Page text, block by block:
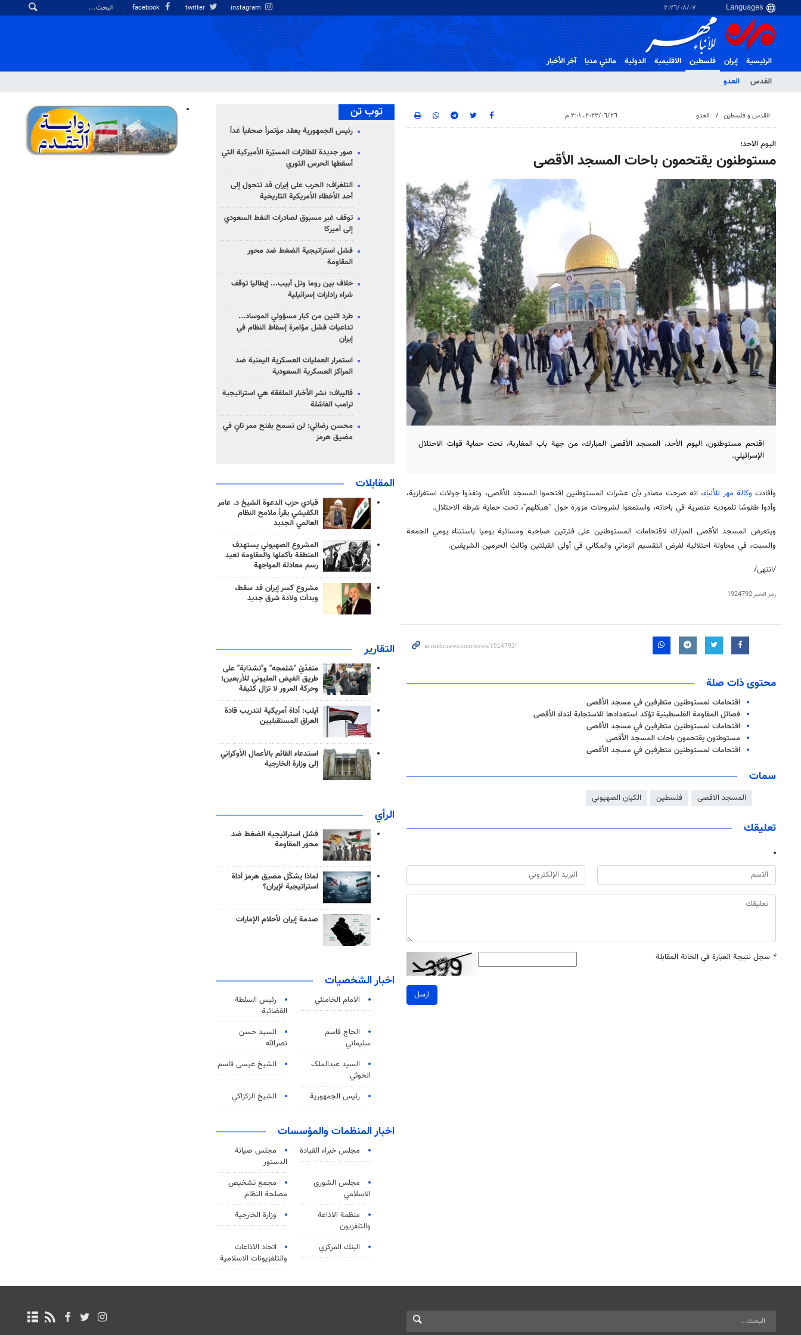
٠٧‏/٠٨‏/٢٠٢٦
الرئيسية إيران
فلسطین
القدس
العدو
الاقلیمیة الدولية مالتي مدیا آخر الأخبار
القدس و فلسطین العدو ٢٦‏/٠٦‏/٢٠٢٢، ٢:٠١ م
اليوم الاحد؛
مستوطنون يقتحمون باحات المسجد الأقصى
اقتحم مستوطنون، اليوم الأحد، المسجد الأقصى المبارك، من جهة باب المغاربة، تحت حماية قوات الاحتلال
الإسرائيلي.
وأفادت وكالة مهر للأنباء، انه صرحت مصادر بأن عشرات المستوطنين اقتحموا المسجد الأقصى، ونفذوا جولات استفزازية،
وأدوا طقوسًا تلمودية عنصرية في باحاته، واستمعوا لشروحات مزورة حول "هيكلهم"، تحت حماية شرطة الاحتلال.
ويتعرض المسجد الأقصى المبارك لاقتحامات المستوطنين على فترتين صباحية ومسائية يوميا باستثناء يومي الجمعة
والسبت، في محاولة احتلالية لفرض التقسيم الزماني والمكاني في أولى القبلتين وثالثِ الحرمين الشريفين.
/انتهى/
رمز الخبر1924792
محتوى ذات صلة
اقتحامات لمستوطنين متطرفين في مسجد الأقصى
فصائل المقاومة الفلسطينية تؤكد استعدادها للاستجابة لنداء الأقصى
اقتحامات لمستوطنين متطرفين في مسجد الأقصى
مستوطنون يقتحمون باحات المسجد الأقصى
اقتحامات لمستوطنين متطرفين في مسجد الأقصى
سمات
المسجد الاقصى فلسطين الكيان الصهيوني
تعليقك
* سجل نتيجة العبارة في الخانة المقابلة
ارسل
توب تن
رئيس الجمهورية يعقد مؤتمراً صحفياً غداً
صور جديدة للطائرات المسيّرة الأميركية التي
أسقطها الحرس الثوري
التلغراف: الحرب على إيران قد تتحول إلى
أحد الأخطاء الأمريكية التاريخية
توقف غير مسبوق لصادرات النفط السعودي
إلى أميركا
فشل استراتيجية الضغط ضد محور
المقاومة
خلاف بين روما وتل أبيب... إيطاليا توقف
شراء رادارات إسرائيلية
طرد اثنين من كبار مسؤولي الموساد...
تداعيات فشل مؤامرة إسقاط النظام في
إيران
استمرار العمليات العسكرية اليمنية ضد
المراكز العسكرية السعودية
قاليباف: نشر الأخبار الملفقة هي استراتيجية
ترامب الفاشلة
محسن رضائي: لن نسمح بفتح ممر ثانٍ في
مضيق هرمز
المقابلات
قيادي حزب الدعوة الشيخ د. عامر
الكفيشي يقرأ ملامح النظام
العالمي الجديد
المشروع الصهيوني يستهدف
المنطقة بأكملها والمقاومة تعيد
رسم معادلة المواجهة
مشروع كسر إيران قد سقط،
وبدأت ولادة شرق جديد
التقارير
منفذَيّ "شلمجه" و"تشذابة" على
طريق الفيض المليوني للأربعين؛
وحركة المرور لا تزال كثيفة
آيلب: أداة أمريكية لتدريب قادة
العراق المستقبليين
استدعاء القائم بالأعمال الأوكراني
إلى وزارة الخارجية
الرأي
فشل استراتيجية الضغط ضد
محور المقاومة
لماذا يشكّل مضيق هرمز أداة
استراتيجية لإيران؟
صدمة إيران لأحلام الإمارات
اخبار الشخصيات
الامام الخامنئي
رئیس السلطة
القضائیة
الحاج قاسم
سليماني
السيد حسن
نصرالله
السید عبدالملک
الحوثي
الشيخ عيسى قاسم
رئيس الجمهورية الشيخ الزكزاكي
اخبار المنظمات والمؤسسات
مجلس خبراء القيادة
مجلس صيانة
الدستور
مجلس الشورى
الاسلامي
مجمع تشخيص
مصلحة النظام
منظمة الاذاعة
والتلفزیون
وزارة الخارجية
البنك المركزي
اتحاد الاذاعات
والتلفزيونات الاسلامية